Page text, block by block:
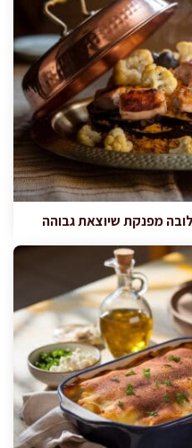
מפנקת שיוצאת גבוהה